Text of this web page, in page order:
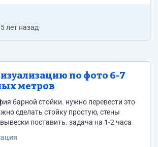
5 лет назад
по фото 6-7
метров
барной стойки. нужно перевести это
сделать стойку простую, стены
поставить. задача на 1-2 часа